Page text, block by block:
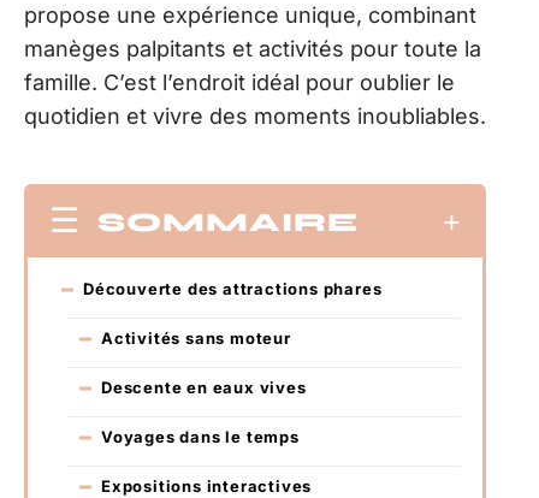
propose une expérience unique, combinant
manèges palpitants et activités pour toute la
famille. C’est l’endroit idéal pour oublier le
quotidien et vivre des moments inoubliables.
SOMMAIRE
Découverte des attractions phares
Activités sans moteur
Descente en eaux vives
Voyages dans le temps
Expositions interactives